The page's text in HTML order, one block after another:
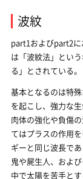
波紋
part1およびpart2に
は「波紋法」とい
る」とされている。
基本となるのは特
を起こし、強力な
肉体の強化や負傷
てはプラスの作用
ギーと同じ波長で
鬼や屍生人、およ
中で太陽を苦手と